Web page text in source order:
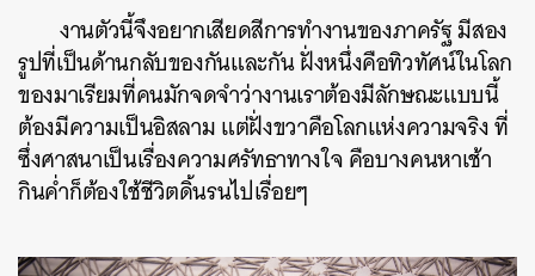
งานตัวนี้จึงอยากเสียดสีการทำงานของภาครัฐ มีสอง
รูปที่เป็นด้านกลับของกันและกัน ฝั่งหนึ่งคือทิวทัศน์ในโลก
ของมาเรียมที่คนมักจดจำว่างานเราต้องมีลักษณะแบบนี้
ต้องมีความเป็นอิสลาม แต่ฝั่งขวาคือโลกแห่งความจริง ที่
ซึ่งศาสนาเป็นเรื่องความศรัทธาทางใจ คือบางคนหาเช้า
กินค่ำก็ต้องใช้ชีวิตดิ้นรนไปเรื่อยๆ